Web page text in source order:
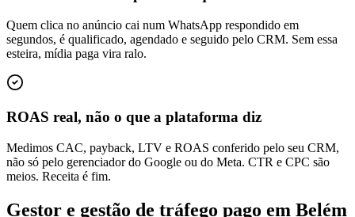
Quem clica no anúncio cai num WhatsApp respondido em
segundos, é qualificado, agendado e seguido pelo CRM. Sem essa
esteira, mídia paga vira ralo.
ROAS real, não o que a plataforma diz
Medimos CAC, payback, LTV e ROAS conferido pelo seu CRM,
não só pelo gerenciador do Google ou do Meta. CTR e CPC são
meios. Receita é fim.
Gestor e gestão de tráfego pago em Belém